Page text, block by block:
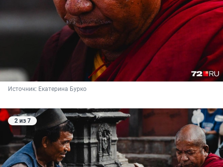
Источник: Екатерина Бурко
2 из 7